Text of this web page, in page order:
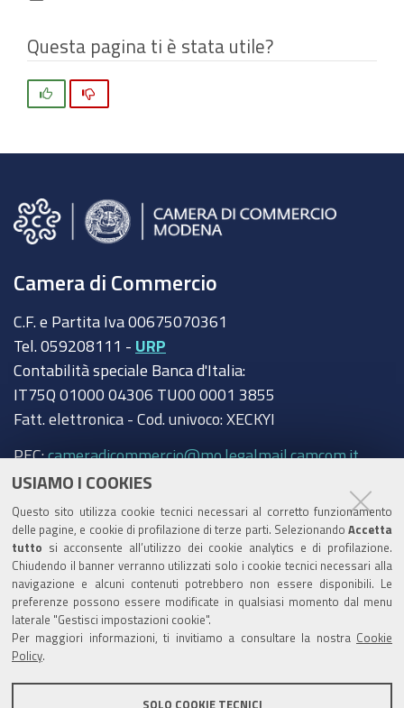
USIAMO I COOKIES
Questo sito utilizza cookie tecnici necessari al corretto funzionamento
delle pagine, e cookie di profilazione di terze parti. Selezionando Accetta
tutto si acconsente all’utilizzo dei cookie analytics e di profilazione.
Chiudendo il banner verranno utilizzati solo i cookie tecnici necessari alla
navigazione e alcuni contenuti potrebbero non essere disponibili. Le
preferenze possono essere modificate in qualsiasi momento dal menu
laterale "Gestisci impostazioni cookie".
Per maggiori informazioni, ti invitiamo a consultare la nostra Cookie
Policy
SOLO COOKIE TECNICI
Questa pagina ti è stata utile?
Camera di Commercio
C.F. e Partita Iva 00675070361
Tel. 059208111 - URP
Contabilità speciale Banca d'Italia:
IT75Q 01000 04306 TU00 0001 3855
Fatt. elettronica - Cod. univoco: XECKYI
PEC:cameradicommercio@mo.legalmail.camcom.it
Trasparenza
Amministrazione trasparente
Albo Camerale
Pubblicità Legale
Area riservata Amministratori